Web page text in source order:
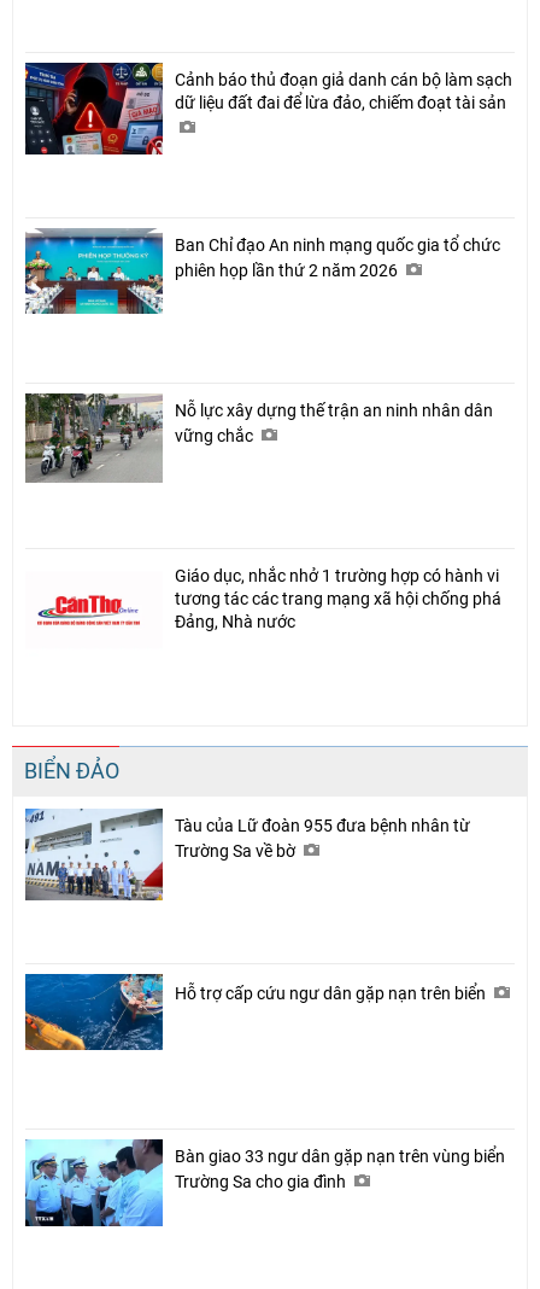
Cảnh báo thủ đoạn giả danh cán bộ làm sạch
dữ liệu đất đai để lừa đảo, chiếm đoạt tài sản
Ban Chỉ đạo An ninh mạng quốc gia tổ chức
phiên họp lần thứ 2 năm 2026
Nỗ lực xây dựng thế trận an ninh nhân dân
vững chắc
Giáo dục, nhắc nhở 1 trường hợp có hành vi
tương tác các trang mạng xã hội chống phá
Đảng, Nhà nước
BIỂN ĐẢO
Tàu của Lữ đoàn 955 đưa bệnh nhân từ
Trường Sa về bờ
Hỗ trợ cấp cứu ngư dân gặp nạn trên biển
Bàn giao 33 ngư dân gặp nạn trên vùng biển
Trường Sa cho gia đình